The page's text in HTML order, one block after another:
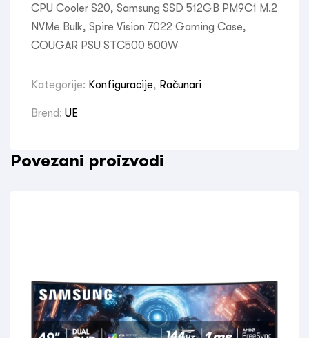
CPU Cooler S20, Samsung SSD 512GB PM9C1 M.2
NVMe Bulk, Spire Vision 7022 Gaming Case,
COUGAR PSU STC500 500W
Kategorije: Konfiguracije, Računari
Brend: UE
Povezani proizvodi